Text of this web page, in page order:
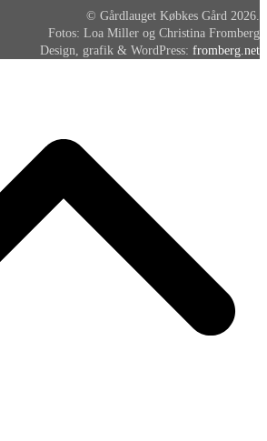
© Gårdlauget Købkes Gård 2026.
Fotos: Loa Miller og Christina Fromberg
Design, grafik & WordPress: fromberg.net